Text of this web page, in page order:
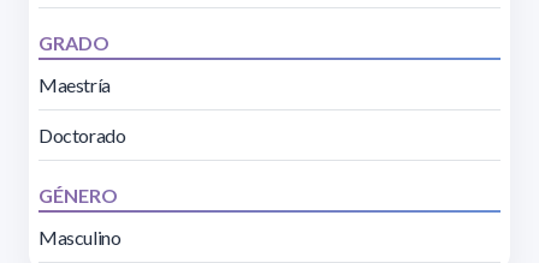
GRADO
Maestría
Doctorado
GÉNERO
Masculino